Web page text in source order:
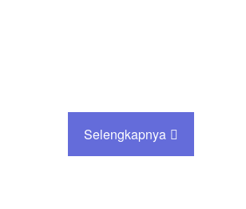
Selengkapnya